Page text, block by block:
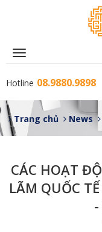
Toggle
Hotline 08.9880.9898
Trang chủ News
CÁC HOẠT
LÃM QUỐC